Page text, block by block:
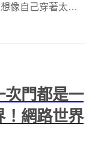
像自己穿著太空
睹國際太空站
次門都是一
！網路世界